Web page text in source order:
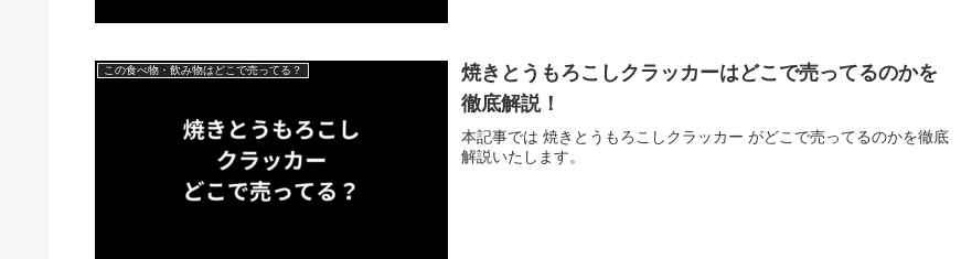
この食べ物・飲み物はどこで売ってる？
焼きとうもろこしクラッカーはどこで売ってるのかを
徹底解説！
本記事では 焼きとうもろこしクラッカー がどこで売ってるのかを徹底
解説いたします。